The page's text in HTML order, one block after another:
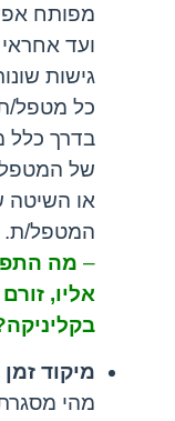
מפותח
ועד אחראי
גישות
כל מטפל/
בדרך כלל
של
או השיטה
המטפל/ת.
– מה
אליו,
מיקוד זמן
מהי